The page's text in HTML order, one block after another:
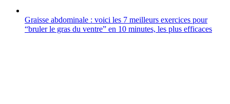
Graisse abdominale : voici les 7 meilleurs exercices pour
“bruler le gras du ventre” en 10 minutes, les plus efficaces